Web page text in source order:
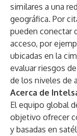
similares a una
geográfica. Por
pueden conectar
acceso, por
ubicadas en la
evaluar riesgos
de los niveles de
Acerca de
El equipo global
objetivo ofrecer
y basadas en